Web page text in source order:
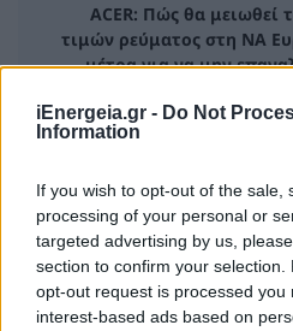
iEnergeia.gr - Do Not
Information
If you wish to opt-out of the sale,
processing of your personal or
targeted advertising by us,
section to confirm your
opt-out request is processed you
interest-based ads based on
ACER: Πώς θα μειωθεί
τιμών ρεύματος στη ΝΑ
μέτρα για να μην
21